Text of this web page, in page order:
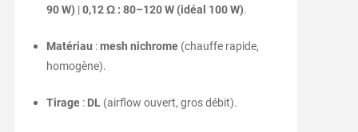
90 W) |0,12 Ω : 80–120 W (idéal 100 W).
Matériau :mesh nichrome(chauffe rapide,
homogène).
Tirage: DL(airflow ouvert, gros débit).